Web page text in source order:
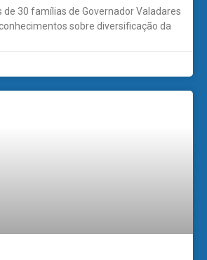
de 30 famílias de Governador Valadares
sobre diversificação da